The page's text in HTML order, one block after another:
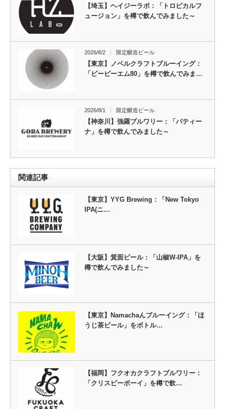
【埼玉】ヘイジーラボ：「トロピカルフ
ュージョン」を樽で飲んでみました～
2026/8/2 限定醸造ビール
【東京】ノベルクラフトブルーイング：
「ビーピーエム80」を樽で飲んでみま…
2026/8/1 限定醸造ビール
【神奈川】強羅ブルワリー：「パティー
ナ」を樽で飲んでみました～
関連記事
【東京】YYG Brewing：「New Tokyo
IPA(ニ…
【大阪】箕面ビール：「山椒W-IPA」を
樽で飲んでみました～
【東京】Namachaんブルーイング：「ほ
うじ茶ビール」をボトル…
【福岡】フクオカクラフトブルワリー：
「クリスピーボーイ」を樽で飲…